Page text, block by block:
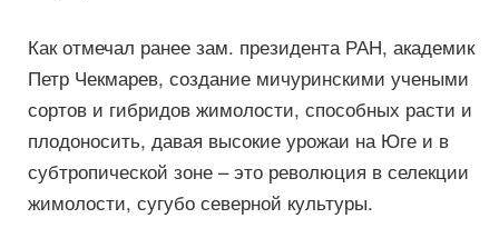
Как отмечал ранее зам. президента РАН, академик
Петр Чекмарев, создание мичуринскими учеными
сортов и гибридов жимолости, способных расти и
плодоносить, давая высокие урожаи на Юге и в
субтропической зоне – это революция в селекции
жимолости, сугубо северной культуры.